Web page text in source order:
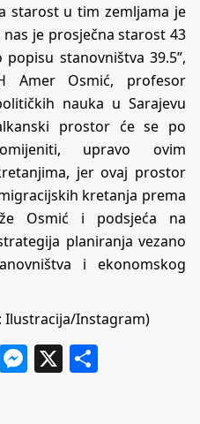
starost u tim zemljama je
je prosječna starost 43
stanovništva 39.5”,
Amer Osmić, profesor
nauka u Sarajevu
prostor će se po
upravo ovim
jer ovaj prostor
kretanja prema
Osmić i podsjeća na
planiranja vezano
i ekonomskog
Ilustracija/Instagram)
WhatsApp
Messenger
X